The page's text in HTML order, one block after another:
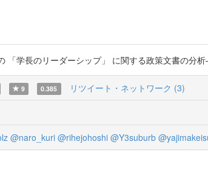
学長のリーダーシップ」 に関する政策文書の分
9 0.385 リツイート・ネットワーク (3)
@naro_kuri @rihejohoshi @Y3suburb